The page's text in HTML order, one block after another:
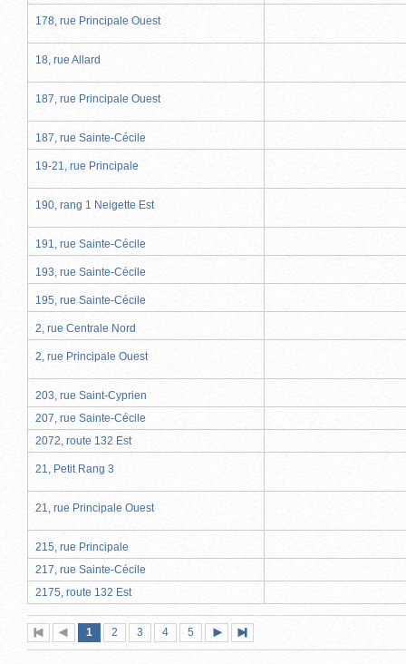
178, rue Principale Ouest
18, rue Allard
187, rue Principale Ouest
187, rue Sainte-Cécile
19-21, rue Principale
190, rang 1 Neigette Est
191, rue Sainte-Cécile
193, rue Sainte-Cécile
195, rue Sainte-Cécile
2, rue Centrale Nord
2, rue Principale Ouest
203, rue Saint-Cyprien
207, rue Sainte-Cécile
2072, route 132 Est
21, Petit Rang 3
21, rue Principale Ouest
215, rue Principale
217, rue Sainte-Cécile
2175, route 132 Est
Première
page
Page
précédente
Page
1 (page
actuelle)
Page
2 Page
3 Page
4 Page
5
suivante
page